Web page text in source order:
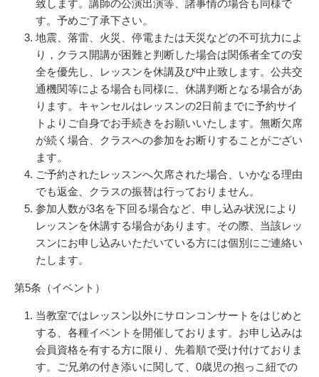
致します。講師の公演出演等、諸事情の場合も同様で
す。予めご了承下さい。
地震、落雷、火災、停電または天災などの不可抗力によ
り，クラス開講が困難と判断した場合は関係者全ての安
全を優先し、レッスンを休講及び中止致します。公共交
通機関等による場合も同様に、休講判断となる場合があ
ります。キャンセルはレッスンの2日前までに予約サイ
トよりご自身でお手続きをお願いいたします。無断欠席
が続く場合、クラスへの参加をお断りすることがござい
ます。
ご予約されたレッスンへ欠席された場合、いかなる理由
でも返金、クラスの振替は行っておりません。
参加人数が3名を下回る場合など、申し込み状況により
レッスンを休講する場合があります。その際、当該レッ
スンにお申し込みいただいている方には個別にご連絡い
たします。
第5条（イベント）
当教室ではレッスン以外にサロンコンサートをはじめと
する、各種イベントを開催しております。お申し込みは
会員資格を有する方に限り、先着順で受け付けておりま
す。ご兄弟の付き添いに関して、0歳児の抱っこ紐での